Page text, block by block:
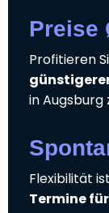
Preise
Profitieren
in Augsburg
Flexibilität
Termine